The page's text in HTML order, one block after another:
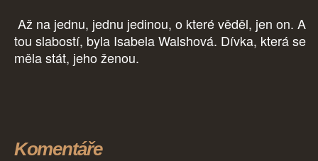
Až na jednu, jednu jedinou, o které věděl, jen on. A
tou slabostí, byla Isabela Walshová. Dívka, která se
měla stát, jeho ženou.
Komentáře